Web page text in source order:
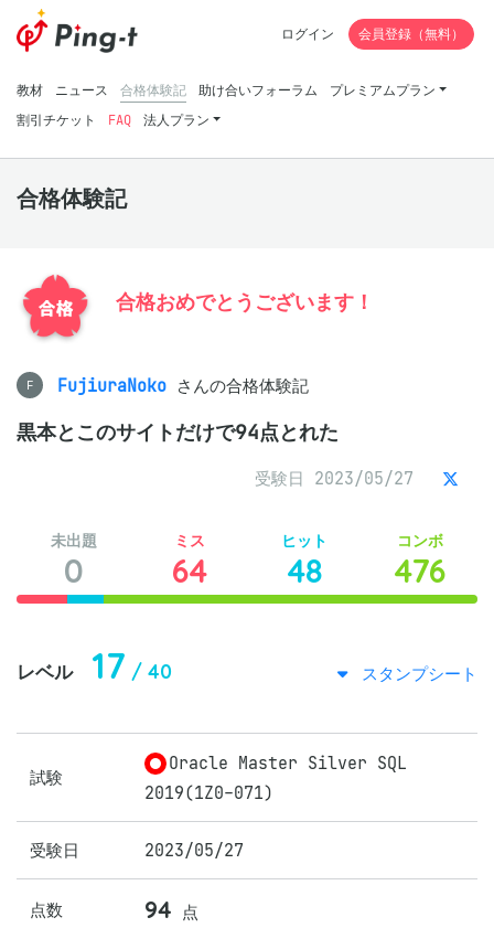
教材 ニュース 合格体験記 助け合いフォーラム
プレミアムプラン
割引チケット
FAQ 法人プラン
ログイン 会員登録（無料）
合格体験記
合格おめでとうございます！
F FujiuraNoko さんの合格体験記
黒本とこのサイトだけで94点とれた
受験日 2023/05/27
未出題
0
ミス
64
ヒット
48
コンボ
476
レベル 17 / 40 スタンプシート
試験
Oracle Master Silver SQL
2019(1Z0-071)
受験日 2023/05/27
点数 94 点